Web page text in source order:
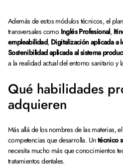
Además de estos módulos técnicos, el
transversales como Inglés Profesional,
empleabilidad, Digitalización aplicada a
Sostenibilidad aplicada al sistema
a la realidad actual del entorno sanitario y
Qué habilidades
adquieren
Más allá de los nombres de las materias,
competencias que desarrolla. Untécnico
necesita mucho más que conocimientos
tratamientos dentales.